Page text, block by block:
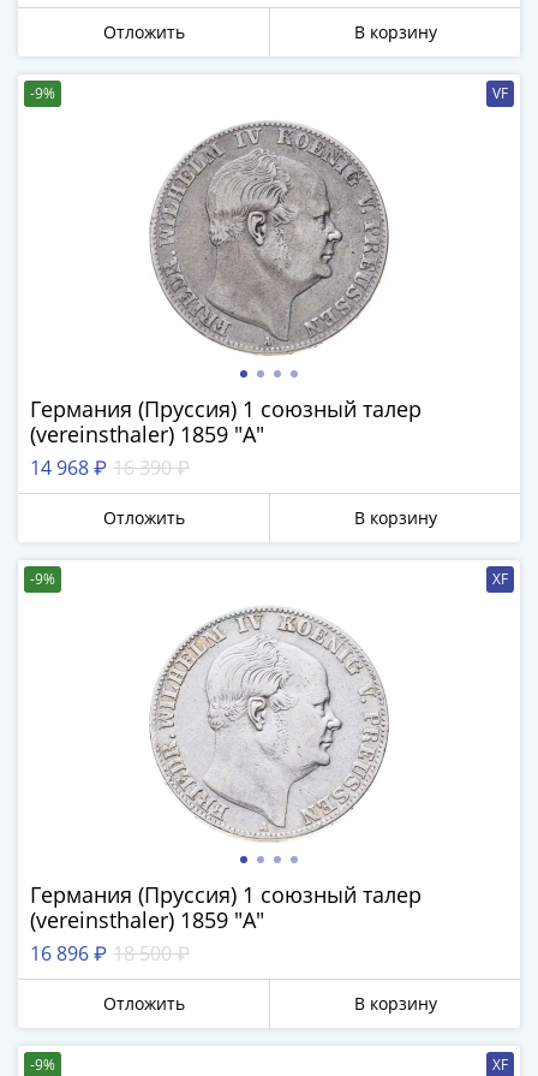
Отложить В корзину
-9% VF
Германия (Пруссия) 1 союзный талер
(vereinsthaler) 1859 "A"
14 968 ₽ 16 390 ₽
Отложить В корзину
-9% XF
Германия (Пруссия) 1 союзный талер
(vereinsthaler) 1859 "A"
16 896 ₽ 18 500 ₽
Отложить В корзину
-9% XF